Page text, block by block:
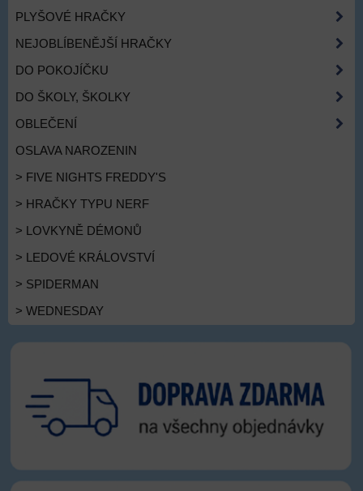
PLYŠOVÉ HRAČKY
NEJOBLÍBENĚJŠÍ HRAČKY
DO POKOJÍČKU
DO ŠKOLY, ŠKOLKY
OBLEČENÍ
OSLAVA NAROZENIN
> FIVE NIGHTS FREDDY'S
> HRAČKY TYPU NERF
> LOVKYNĚ DÉMONŮ
> LEDOVÉ KRÁLOVSTVÍ
> SPIDERMAN
> WEDNESDAY